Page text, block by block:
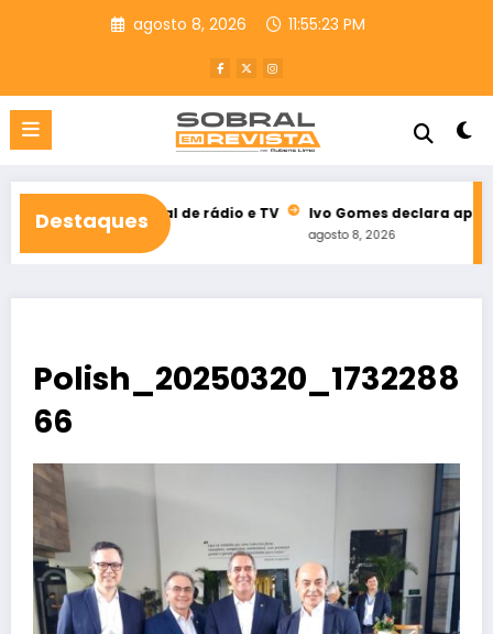
agosto 8, 2026 11:55:24 PM
Destaques
eleitoral de rádio e TV Ivo Gomes declara apoio à reeleição
Polish_20250320_1732288
66